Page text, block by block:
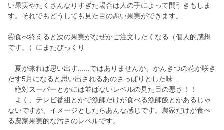
い果実やたくさんなりすぎた場合は人の手によって間引きもしま
す。それでもどうしても見た目の悪い果実ができます。
④食べ終えると次の果実がなぜかご注文したくなる（個人的感想
です。）にまたびっくり
夏が来れば思い出す......ではありませんが、かんきつの花が咲き
だす5月になると思い出されるあのさっぱりとした味…
絶対スーパーとかには並ばないレベルの見た目の悪さ！！
よく、テレビ番組とかで漁師だけが食べる漁師飯とかあるじゃ
ないですが、イメージとしたらあんな感じです。農家だけが食べ
る農家果実的な汚さのレベルです。